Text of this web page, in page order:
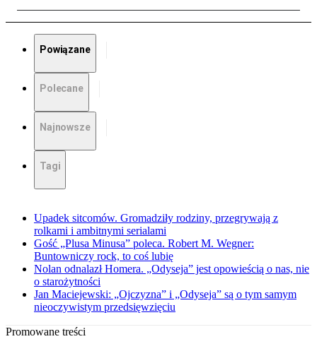
Powiązane
Polecane
Najnowsze
Tagi
Upadek sitcomów. Gromadziły rodziny, przegrywają z
rolkami i ambitnymi serialami
Gość „Plusa Minusa” poleca. Robert M. Wegner:
Buntowniczy rock, to coś lubię
Nolan odnalazł Homera. „Odyseja” jest opowieścią o nas, nie
o starożytności
Jan Maciejewski: „Ojczyzna” i „Odyseja” są o tym samym
nieoczywistym przedsięwzięciu
Promowane treści